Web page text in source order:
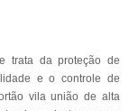
trata da proteção de
e o controle de
vila união de alta